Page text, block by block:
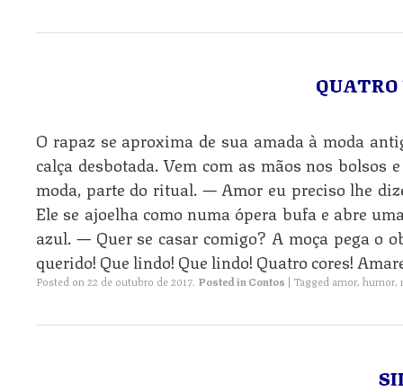
O rapaz se aproxima de sua amada à moda
calça desbotada. Vem com as mãos nos
moda, parte do ritual. — Amor eu preciso lhe
Ele se ajoelha como numa ópera bufa e abre
azul. — Quer se casar comigo? A moça pega o
querido! Que lindo! Que lindo! Quatro cores!
Posted on22 de outubro de 2017. Posted inContos | Tagged amor, humor,